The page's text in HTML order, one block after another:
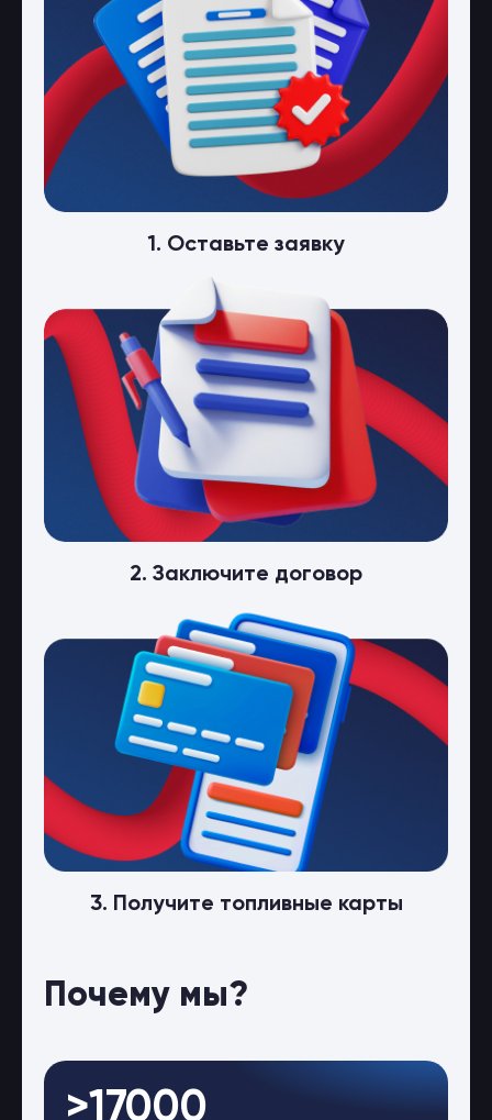
1. Оставьте заявку
2. Заключите договор
3. Получите топливные карты
Почему мы?
>17000